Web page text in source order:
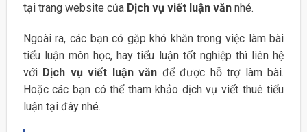
tại trang website của Dịch vụ viết luận vănnhé.
Ngoài ra, các bạn có gặp khó khăn trong việc làm bài
tiểu luận môn học, hay tiểu luận tốt nghiệp thì liên hệ
vớiDịch vụ viết luận văn để được hỗ trợ làm bài.
Hoặc các bạn có thể tham khảo dịch vụ viết thuê tiểu
luận tại đây nhé.